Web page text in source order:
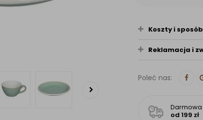
Koszty i
Reklamacja i
Poleć nas:
od 199 zł